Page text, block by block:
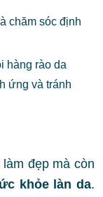
chăm sóc định
hàng rào da
ứng và tránh
đẹp mà còn
khỏe làn da.